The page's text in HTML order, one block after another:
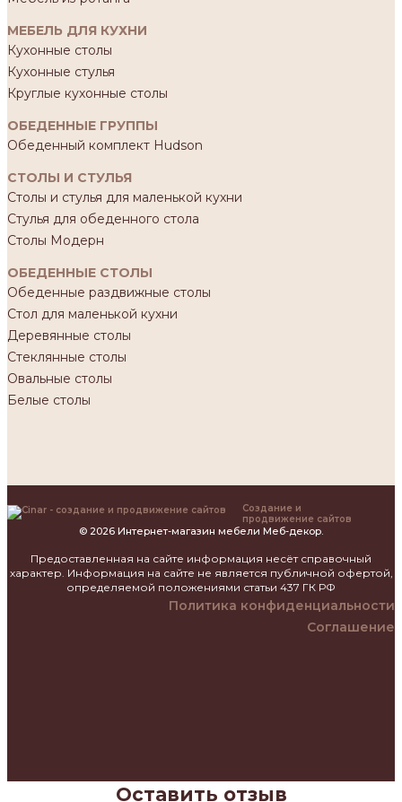
МЕБЕЛЬ ДЛЯ КУХНИ
Кухонные столы
Кухонные стулья
Круглые кухонные столы
ОБЕДЕННЫЕ ГРУППЫ
Обеденный комплект Hudson
СТОЛЫ И СТУЛЬЯ
Столы и стулья для маленькой кухни
Стулья для обеденного стола
Столы Модерн
ОБЕДЕННЫЕ СТОЛЫ
Обеденные раздвижные столы
Стол для маленькой кухни
Деревянные столы
Стеклянные столы
Овальные столы
Белые столы
Создание и
продвижение сайтов
© 2026 Интернет-магазин мебели Меб-декор.
Предоставленная на сайте информация несёт справочный
характер. Информация на сайте не является публичной офертой,
определяемой положениями статьи 437 ГК РФ
Политика конфиденциальности
Соглашение
Оставить отзыв